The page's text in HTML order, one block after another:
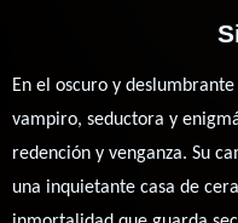
En el oscuro y
vampiro, seductora y
redención y venganza. Su
una inquietante casa de